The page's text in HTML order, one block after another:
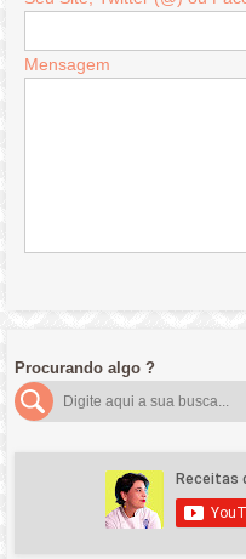
Mensagem
Procurando algo ?